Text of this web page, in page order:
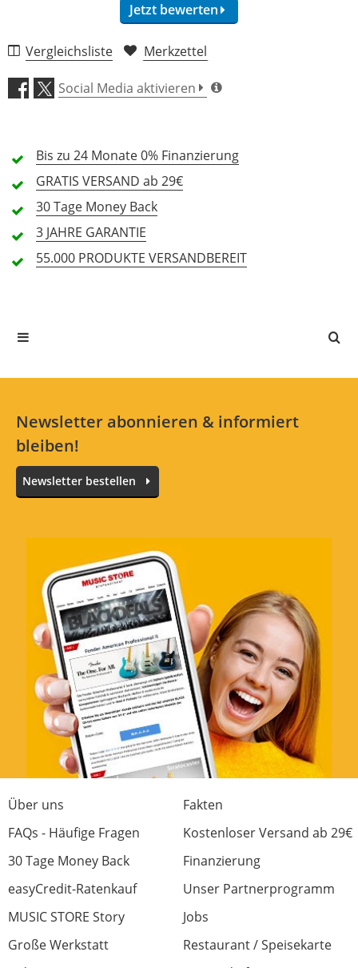
Jetzt bewerten
Verarbeitung (5,0)
Features (5,0)
Preis/Leistung (5,0)
1 Rezension
5 Sterne
Fijne snaren!
Verarbeitung
Klang
Features
Preis/Leistung
0 von 0 fanden diese Rezension hilfreich
War diese Rezension hilfreich?
Jetzt bewerten
Vergleichsliste Merkzettel
Social Media aktivieren
Bis zu 24 Monate0% Finanzierung
GRATIS VERSAND ab 29€
30 Tage Money Back
3 JAHRE GARANTIE
55.000 PRODUKTE VERSANDBEREIT
Newsletter abonnieren & informiert
bleiben!
Newsletter bestellen
Über uns
Fakten
FAQs - Häufige Fragen
Kostenloser Versand ab 29€
30 Tage Money Back
Finanzierung
easyCredit-Ratenkauf
Unser Partnerprogramm
MUSIC STORE Story
Jobs
Große Werkstatt
Restaurant / Speisekarte